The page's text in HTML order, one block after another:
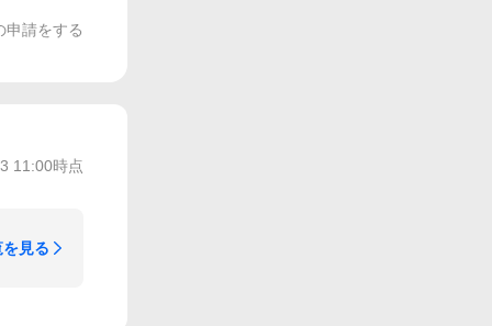
申請をする
11:00時点
見る